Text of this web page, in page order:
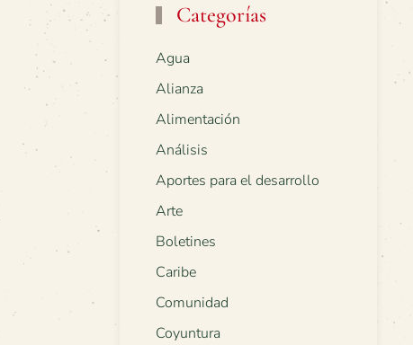
Categorías
Agua
Alianza
Alimentación
Análisis
Aportes para el desarrollo
Arte
Boletines
Caribe
Comunidad
Coyuntura